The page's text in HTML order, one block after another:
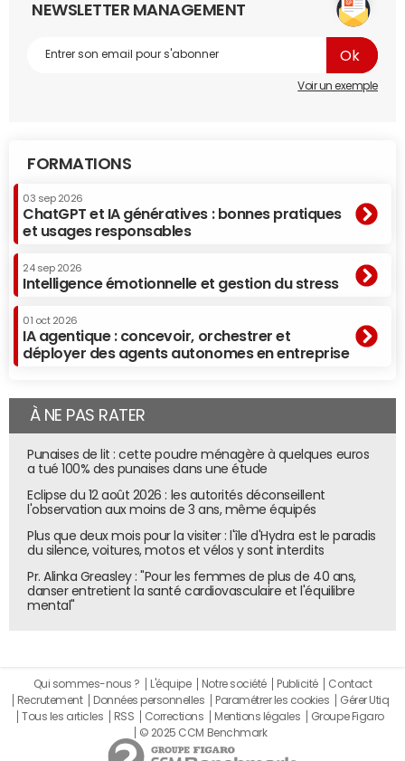
NEWSLETTER MANAGEMENT
Voir un exemple
FORMATIONS
03 sep 2026
ChatGPT et IA génératives : bonnes pratiques
et usages responsables
24 sep 2026
Intelligence émotionnelle et gestion du stress
01 oct 2026
IA agentique : concevoir, orchestrer et
déployer des agents autonomes en entreprise
À NE PAS RATER
Punaises de lit : cette poudre ménagère à quelques euros
a tué 100% des punaises dans une étude
Eclipse du 12 août 2026 : les autorités déconseillent
l'observation aux moins de 3 ans, même équipés
Plus que deux mois pour la visiter : l'île d'Hydra est le paradis
du silence, voitures, motos et vélos y sont interdits
Pr. Alinka Greasley : "Pour les femmes de plus de 40 ans,
danser entretient la santé cardiovasculaire et l'équilibre
mental"
Qui sommes-nous ? L'équipe Notre société Publicité
Contact
Recrutement
Données personnelles Paramétrer les cookies
Gérer Utiq
Tous les articles
RSS Corrections Mentions légales
Groupe Figaro
© 2025 CCM Benchmark